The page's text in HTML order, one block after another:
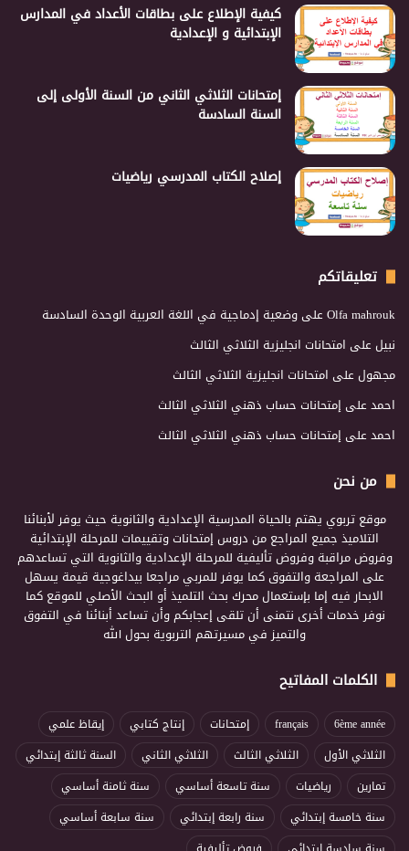
كيفية الإطلاع على بطاقات الأعداد في المدارس
الإبتدائية و الإعدادية
إمتحانات الثلاثي الثاني من السنة الأولى إلى
السنة السادسة
إصلاح الكتاب المدرسي رياضيات
تعليقاتكم
Olfa mahroukعلى وضعية إدماجية في اللغة العربية الوحدة السادسة
نبيلعلى امتحانات انجليزية الثلاثي الثالث
مجهولعلى امتحانات انجليزية الثلاثي الثالث
احمدعلى إمتحانات حساب ذهني الثلاثي الثالث
احمدعلى إمتحانات حساب ذهني الثلاثي الثالث
من نحن
موقع تربوي يهتم بالحياة المدرسية الإعدادية والثانوية حيث يوفر لأبنائنا
التلاميذ جميع المراجع من دروس إمتحانات وتقييمات للمرحلة الإبتدائية
وفروض مراقبة وفروض تأليفية للمرحلة الإعدادية والثانوية التي تساعدهم
على المراجعة والتفوق كما يوفر للمربي مراجعا بيداغوجية قيمة يسهل
الابحار فيه إما بإستعمال محرك بحث التلميذ أو البحث الأصلي للموقع كما
نوفر خدمات أخرى نتمنى أن تلقى إعجابكم وأن تساعد أبنائنا في التفوق
والتميز في مسيرتهم التربوية بحول الله
الكلمات المفاتيح
6ème année
français إمتحانات إنتاج كتابي
إيقاظ علمي
الثلاثي الأول
الثلاثي الثالث الثلاثي الثاني
السنة ثالثة إبتدائي
تمارين
رياضيات سنة تاسعة أساسي
سنة ثامنة أساسي
سنة خامسة إبتدائي
سنة رابعة إبتدائي
سنة سابعة أساسي